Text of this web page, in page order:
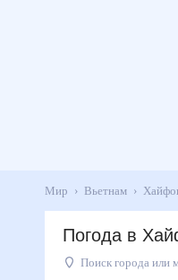
Мир Вьетнам
Погода в
Поиск города или